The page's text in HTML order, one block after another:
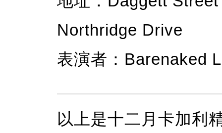
Northridge Drive
表演者：Barenaked
以上是十二月卡加利